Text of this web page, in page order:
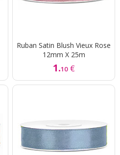
Ruban Satin Blush Vieux Rose
12mm X 25m
1.10 €